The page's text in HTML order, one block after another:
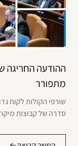
ההודעה החריגה
מתפורר
שורפי הקולות לקוח
סדרה של קבוצות